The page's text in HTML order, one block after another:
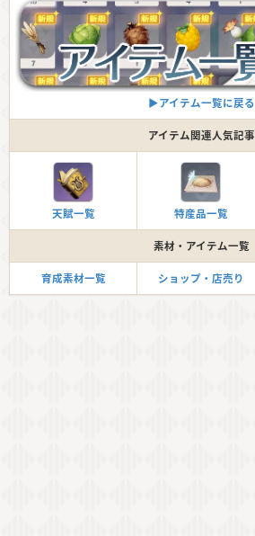
▶︎アイテム一覧に戻る
アイテム関連人気記事
天賦一覧 特産品一覧
素材・アイテム一覧
育成素材一覧 ショップ・店売り